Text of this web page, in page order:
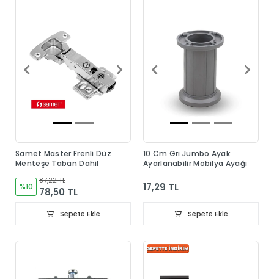
Samet Master Frenli Düz
Menteşe Taban Dahil
%10
87,22 TL
78,50 TL
Sepete Ekle
10 Cm Gri Jumbo Ayak
Ayarlanabilir Mobilya Ayağı
17,29 TL
Sepete Ekle